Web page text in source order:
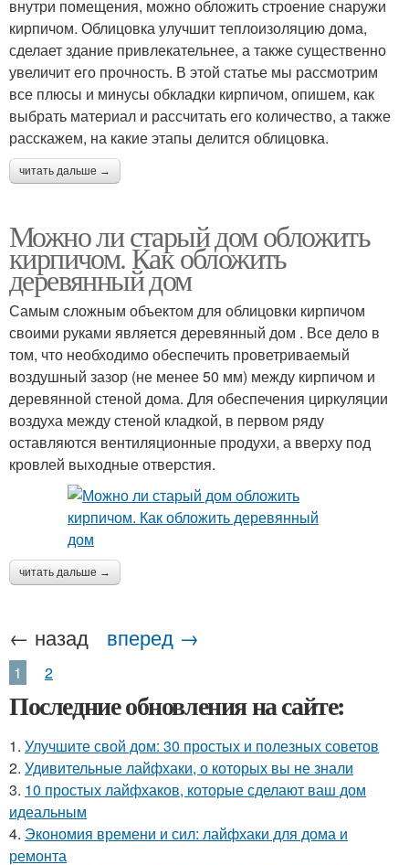
внутри помещения, можно обложить строение снаружи
кирпичом. Облицовка улучшит теплоизоляцию дома,
сделает здание привлекательнее, а также существенно
увеличит его прочность. В этой статье мы рассмотрим
все плюсы и минусы обкладки кирпичом, опишем, как
выбрать материал и рассчитать его количество, а также
расскажем, на какие этапы делится облицовка.
читать дальше →
Можно ли старый дом обложить
кирпичом. Как обложить
деревянный дом
Самым сложным объектом для облицовки кирпичом
своими руками является деревянный дом . Все дело в
том, что необходимо обеспечить проветриваемый
воздушный зазор (не менее 50 мм) между кирпичом и
деревянной стеной дома. Для обеспечения циркуляции
воздуха между стеной кладкой, в первом ряду
оставляются вентиляционные продухи, а вверху под
кровлей выходные отверстия.
читать дальше →
← назад вперед →
1 2
Последние обновления на сайте:
1. Улучшите свой дом: 30 простых и полезных советов
2. Удивительные лайфхаки, о которых вы не знали
3. 10 простых лайфхаков, которые сделают ваш дом
идеальным
4. Экономия времени и сил: лайфхаки для дома и
ремонта